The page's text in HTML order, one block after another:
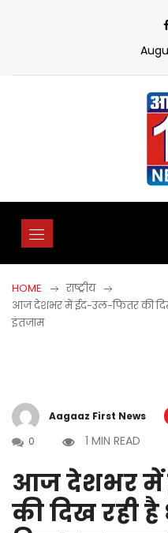
HOME
राष्ट्रीय
आज देशभर में ईद-उल-फितर की दिख
इंतजाम
Aagaaz First News
0
1 MIN READ
आज देशभर में
की दिख रही